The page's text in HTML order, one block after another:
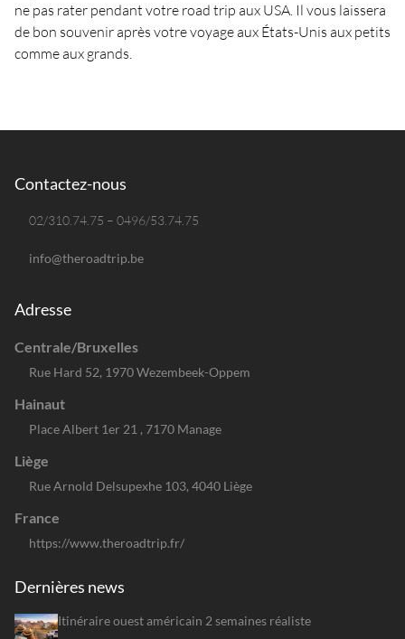
ne pas rater pendant votre road trip aux USA. Il vous laissera
de bon souvenir après votre voyage aux États-Unis aux petits
comme aux grands.
Contactez-nous
02/310.74.75 – 0496/53.74.75
info@theroadtrip.be
Adresse
Centrale/Bruxelles
Rue Hard 52, 1970 Wezembeek-Oppem
Hainaut
Place Albert 1er 21 , 7170 Manage
Liège
Rue Arnold Delsupexhe 103, 4040 Liège
France
https://www.theroadtrip.fr/
Dernières news
Itinéraire ouest américain 2 semaines réaliste